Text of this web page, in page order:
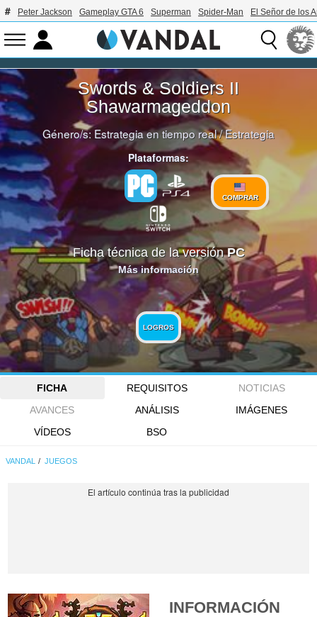
Peter Jackson Gameplay GTA 6 Superman Spider-Man El Señor de los
Swords & Soldiers II
Shawarmageddon
Género/s:Estrategia en tiempo real/Estrategia
Plataformas:
COMPRAR
Ficha técnica de la versiónPC
Más información
LOGROS
FICHA REQUISITOS
NOTICIAS
AVANCES
ANÁLISIS
IMÁGENES
VÍDEOS
BSO
VANDAL JUEGOS
INFORMACIÓN